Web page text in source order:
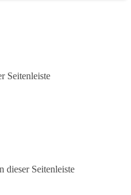
Seitenleiste
dieser Seitenleiste